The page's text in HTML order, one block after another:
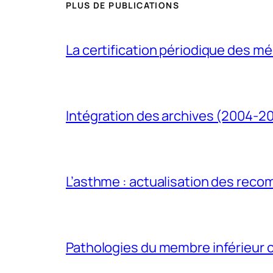
PLUS DE PUBLICATIONS
La certification périodique des
Intégration des archives (2004-
L’asthme : actualisation des
Pathologies du membre inférieur